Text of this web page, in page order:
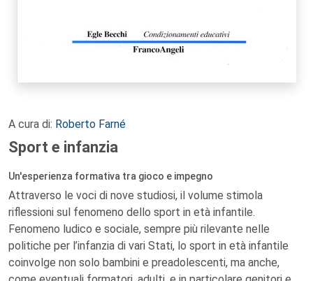
A cura di: Roberto Farné
Sport e infanzia
Un'esperienza formativa tra gioco e impegno
Attraverso le voci di nove studiosi, il volume stimola
riflessioni sul fenomeno dello sport in età infantile.
Fenomeno ludico e sociale, sempre più rilevante nelle
politiche per l’infanzia di vari Stati, lo sport in età infantile
coinvolge non solo bambini e preadolescenti, ma anche,